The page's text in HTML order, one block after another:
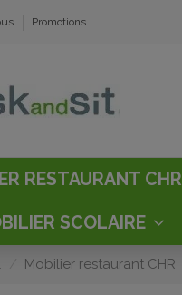
Promotions
RESTAURANT CHR
SCOLAIRE
Mobilier restaurant CHR